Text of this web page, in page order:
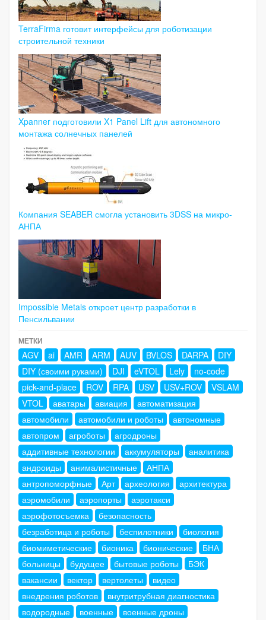
TerraFirma готовит интерфейсы для роботизации
строительной техники
Xpanner подготовили X1 Panel Lift для автономного
монтажа солнечных панелей
Компания SEABER смогла установить 3DSS на микро-
АНПА
Impossible Metals откроет центр разработки в
Пенсильвании
МЕТКИ
AGV ai AMR ARM AUV BVLOS DARPA
DIY
DIY (своими руками)
DJI eVTOL Lely
no-code
pick-and-place
ROV RPA USV USV+ROV
VSLAM
VTOL
аватары авиация
автоматизация
автомобили
автомобили и роботы
автономные
автопром
агроботы
агродроны
аддитивные технологии
аккумуляторы
аналитика
андроиды
анималистичные
АНПА
антропоморфные
Арт археология
архитектура
аэромобили
аэропорты
аэротакси
аэрофотосъемка
безопасность
безработица и роботы
беспилотники
биология
биомиметические
бионика бионические
БНА
больницы
будущее бытовые роботы
БЭК
вакансии
вектор вертолеты
видео
внедрения роботов
внутритрубная диагностика
водородные
военные военные дроны